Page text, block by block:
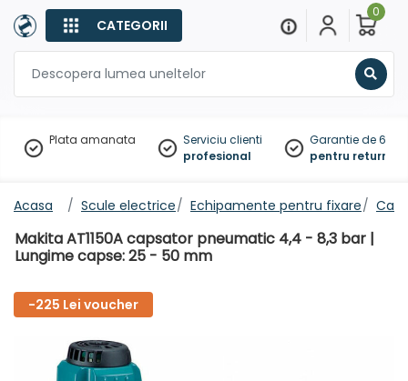
CATEGORII
0
Plata amanata
Serviciu clienti
profesional
Garantie de 60
pentru
Acasa Scule electrice Echipamente pentru fixare
Makita AT1150A capsator pneumatic 4,4 - 8,3 bar |
Lungime capse: 25 - 50 mm
-225 Lei voucher